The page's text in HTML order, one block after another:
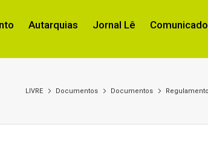
Autarquias Jornal Lê
LIVRE Documentos Documentos